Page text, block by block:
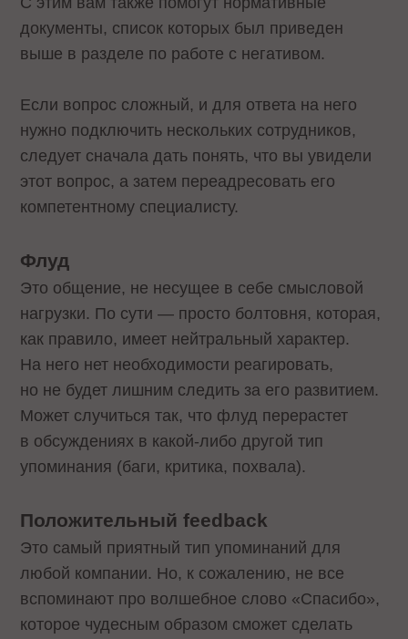
документы, список которых был приведен
выше в разделе по работе с негативом.
Если вопрос сложный, и для ответа на него
нужно подключить нескольких сотрудников,
следует сначала дать понять, что вы увидели
этот вопрос, а затем переадресовать его
компетентному специалисту.
Флуд
Это общение, не несущее в себе смысловой
нагрузки. По сути — просто болтовня, которая,
как правило, имеет нейтральный характер.
На него нет необходимости реагировать,
но не будет лишним следить за его развитием.
Может случиться так, что флуд перерастет
в обсуждениях в какой-либо другой тип
упоминания (баги, критика, похвала).
Положительный feedback
Это самый приятный тип упоминаний для
любой компании. Но, к сожалению, не все
вспоминают про волшебное слово «Спасибо»,
которое чудесным образом сможет сделать